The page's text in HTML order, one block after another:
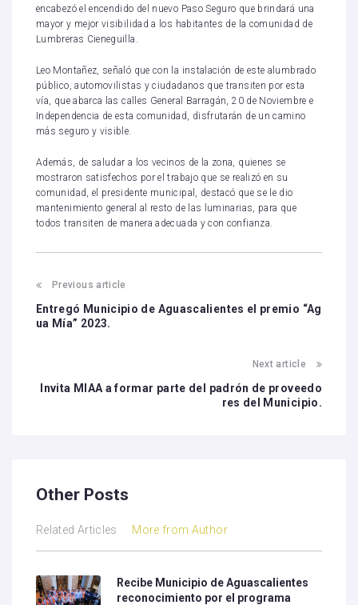
encabezó el encendido del nuevo Paso Seguro que brindará una
mayor y mejor visibilidad a los habitantes de la comunidad de
Lumbreras Cieneguilla.
Leo Montañez, señaló que con la instalación de este alumbrado
público, automovilistas y ciudadanos que transiten por esta
vía, que abarca las calles General Barragán, 20 de Noviembre e
Independencia de esta comunidad, disfrutarán de un camino
más seguro y visible.
Además, de saludar a los vecinos de la zona, quienes se
mostraron satisfechos por el trabajo que se realizó en su
comunidad, el presidente municipal, destacó que se le dio
mantenimiento general al resto de las luminarias, para que
todos transiten de manera adecuada y con confianza.
Previous article
Entregó Municipio de Aguascalientes el premio “Ag
ua Mía” 2023.
Next article
Invita MIAA a formar parte del padrón de proveedo
res del Municipio.
Other Posts
Related Articles More from Author
Recibe Municipio de Aguascalientes
reconocimiento por el programa